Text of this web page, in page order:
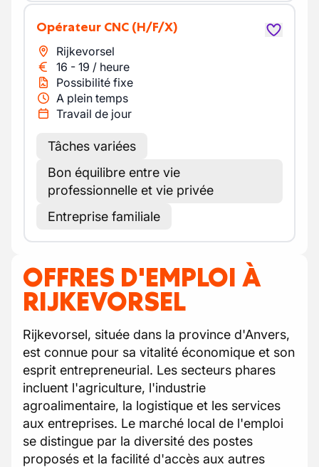
Opérateur CNC (H/F/X)
Rijkevorsel
16 - 19 / heure
Possibilité fixe
A plein temps
Travail de jour
Tâches variées
Bon équilibre entre vie
professionnelle et vie privée
Entreprise familiale
OFFRES D'EMPLOI À
RIJKEVORSEL
Rijkevorsel, située dans la province d'Anvers,
est connue pour sa vitalité économique et son
esprit entrepreneurial. Les secteurs phares
incluent l'agriculture, l'industrie
agroalimentaire, la logistique et les services
aux entreprises. Le marché local de l'emploi
se distingue par la diversité des postes
proposés et la facilité d'accès aux autres